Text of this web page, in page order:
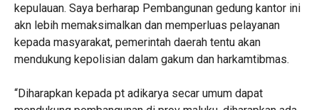
kepulauan. Saya berharap Pembangunan gedung kantor ini
akn lebih memaksimalkan dan memperluas pelayanan
kepada masyarakat, pemerintah daerah tentu akan
mendukung kepolisian dalam gakum dan harkamtibmas.
“Diharapkan kepada pt adikarya secar umum dapat